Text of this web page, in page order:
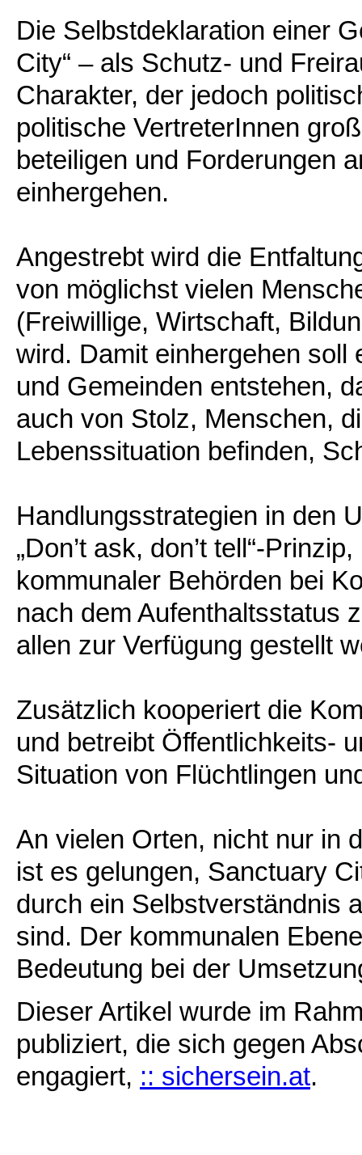
Die Selbstdeklaration einer
City“ – als Schutz- und
Charakter, der jedoch
politische VertreterInnen
beteiligen und Forderungen
einhergehen.
Angestrebt wird die
von möglichst vielen
(Freiwillige, Wirtschaft,
wird. Damit einhergehen soll
und Gemeinden entstehen,
auch von Stolz, Menschen,
Lebenssituation befinden,
Handlungsstrategien in den
„Don’t ask, don’t tell“-
kommunaler Behörden bei
nach dem Aufenthaltsstatus
allen zur Verfügung gestellt
Zusätzlich kooperiert die
und betreibt Öffentlichkeits-
Situation von Flüchtlingen
An vielen Orten, nicht nur in
ist es gelungen, Sanctuary
durch ein Selbstverständnis
sind. Der kommunalen
Bedeutung bei der
Dieser Artikel wurde im
publiziert, die sich gegen
engagiert, :: sichersein.at.